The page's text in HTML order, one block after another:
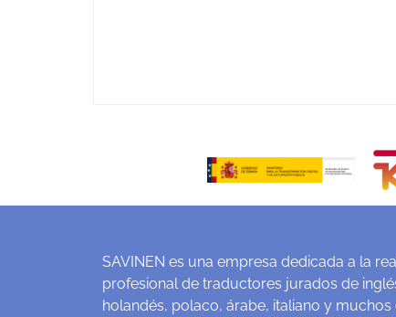
SAVINEN es una empresa dedicada a la
profesional de traductores jurados de
holandés, polaco, árabe, italiano y